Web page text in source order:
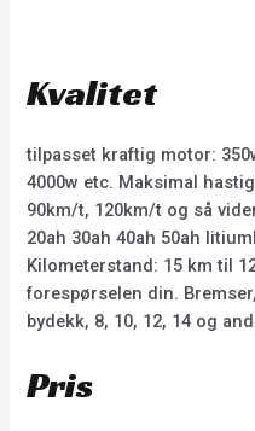
Kvalitet
tilpasset kraftig motor:
4000w etc. Maksimal
90km/t, 120km/t og så
20ah 30ah 40ah 50ah
Kilometerstand: 15 km til
forespørselen din.
bydekk, 8, 10, 12, 14 og
Pris